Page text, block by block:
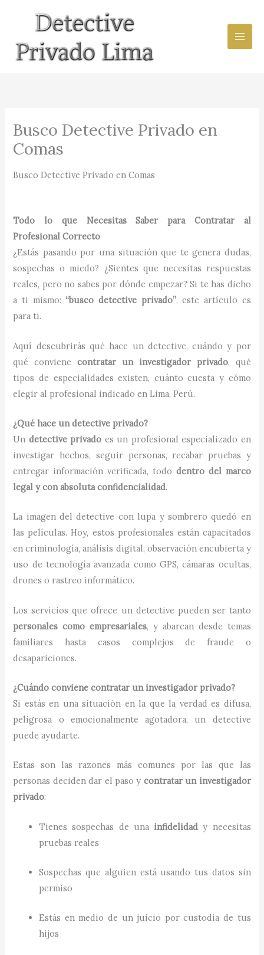
contenido
Busco Detective Privado en
Comas
Busco Detective Privado en Comas
Todo lo que Necesitas Saber para Contratar al
Profesional Correcto
¿Estás pasando por una situación que te genera dudas,
sospechas o miedo? ¿Sientes que necesitas respuestas
reales, pero no sabes por dónde empezar? Si te has dicho
a ti mismo:“busco detective privado”, este artículo es
para ti.
Aquí descubrirás qué hace un detective, cuándo y por
qué convienecontratar un investigador privado, qué
tipos de especialidades existen, cuánto cuesta y cómo
elegir al profesional indicado en Lima, Perú.
¿Qué hace un detective privado?
Un detective privado es un profesional especializado en
investigar hechos, seguir personas, recabar pruebas y
entregar información verificada, todo dentro del marco
legal y con absoluta confidencialidad.
La imagen del detective con lupa y sombrero quedó en
las películas. Hoy, estos profesionales están capacitados
en criminología, análisis digital, observación encubierta y
uso de tecnología avanzada como GPS, cámaras ocultas,
drones o rastreo informático.
Los servicios que ofrece un detective pueden ser tanto
personales como empresariales, y abarcan desde temas
familiares hasta casos complejos de fraude o
desapariciones.
¿Cuándo conviene contratar un investigador privado?
Si estás en una situación en la que la verdad es difusa,
peligrosa o emocionalmente agotadora, un detective
puede ayudarte.
Estas son las razones más comunes por las que las
personas deciden dar el paso y contratar un investigador
privado:
Tienes sospechas de una infidelidad y necesitas
pruebas reales
Sospechas que alguien está usando tus datos sin
permiso
Estás en medio de un juicio por custodia de tus
hijos